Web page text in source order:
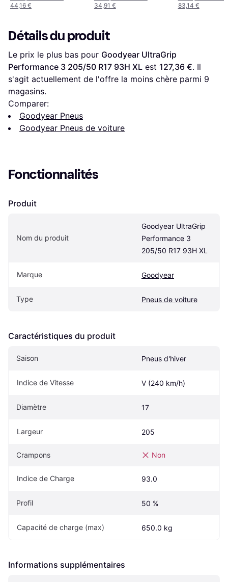
44,16 €
34,91 €
83,14 €
Détails du produit
Le prix le plus bas pour Goodyear UltraGrip
Performance 3 205/50 R17 93H XL est 127,36 €. Il
s'agit actuellement de l'offre la moins chère parmi 9
magasins.
Comparer:
Goodyear Pneus
Goodyear Pneus de voiture
Fonctionnalités
Produit
Nom du produit
Goodyear UltraGrip
Performance 3
205/50 R17 93H XL
Marque Goodyear
Type Pneus de voiture
Caractéristiques du produit
Saison Pneus d'hiver
Indice de Vitesse V (240 km/h)
Diamètre 17
Largeur 205
Crampons Non
Indice de Charge 93.0
Profil 50 %
Capacité de charge (max) 650.0 kg
Informations supplémentaires